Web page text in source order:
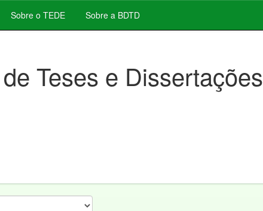
Sobre o TEDE Sobre a BDTD
Teses e Dissertações